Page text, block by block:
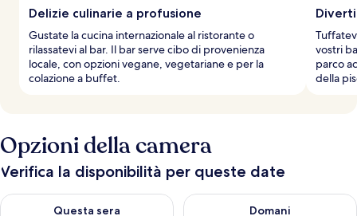
Delizie culinarie a profusione
Gustate la cucina internazionale al ristorante o
rilassatevi al bar. Il bar serve cibo di provenienza
locale, con opzioni vegane, vegetariane e per la
colazione a buffet.
vostri
parco
della
Opzioni della camera
Verifica la disponibilità per queste date
Questa sera
Verifica la disponibilità per questa sera, ago 7 - ago 8
Domani
Verifica la disponibilità per